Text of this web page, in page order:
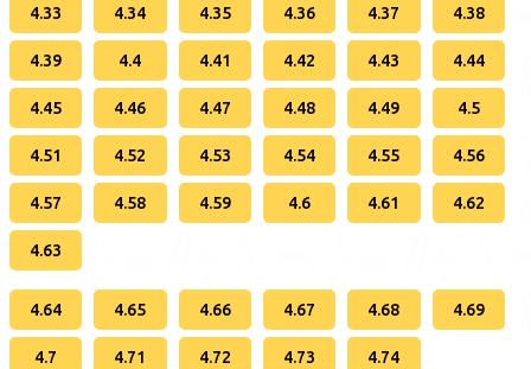
4.33 4.34 4.35 4.36 4.37 4.38
4.39 4.4 4.41 4.42 4.43 4.44
4.45 4.46 4.47 4.48 4.49 4.5
4.51 4.52 4.53 4.54 4.55 4.56
4.57 4.58 4.59 4.6 4.61 4.62
4.63
4.64 4.65 4.66 4.67 4.68 4.69
4.7 4.71 4.72 4.73 4.74